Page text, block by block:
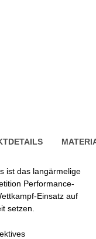
ist das langärmelige
Performance-
Einsatz auf
setzen.